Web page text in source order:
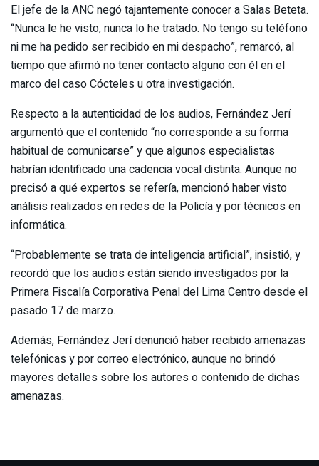
El jefe de la ANC negó tajantemente conocer a Salas Beteta.
“Nunca le he visto, nunca lo he tratado. No tengo su teléfono
ni me ha pedido ser recibido en mi despacho”, remarcó, al
tiempo que afirmó no tener contacto alguno con él en el
marco del caso Cócteles u otra investigación.
Respecto a la autenticidad de los audios, Fernández Jerí
argumentó que el contenido “no corresponde a su forma
habitual de comunicarse” y que algunos especialistas
habrían identificado una cadencia vocal distinta. Aunque no
precisó a qué expertos se refería, mencionó haber visto
análisis realizados en redes de la Policía y por técnicos en
informática.
“Probablemente se trata de inteligencia artificial”, insistió, y
recordó que los audios están siendo investigados por la
Primera Fiscalía Corporativa Penal del Lima Centro desde el
pasado 17 de marzo.
Además, Fernández Jerí denunció haber recibido amenazas
telefónicas y por correo electrónico, aunque no brindó
mayores detalles sobre los autores o contenido de dichas
amenazas.